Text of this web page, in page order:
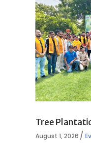
Tree
August 1, 2026